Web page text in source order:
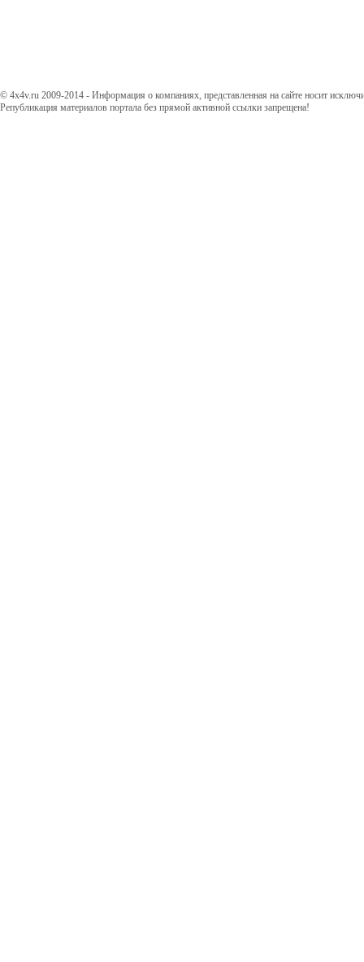
© 4x4v.ru 2009-2014 - Информация о компаниях, представленная на сайте носит
Републикация материалов портала без прямой активной ссылки запрещена!